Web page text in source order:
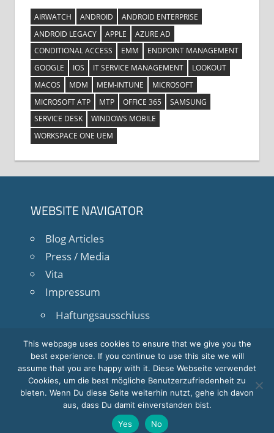
AIRWATCH ANDROID
ANDROID ENTERPRISE
ANDROID LEGACY
APPLE
AZURE AD
CONDITIONAL ACCESS
EMM
ENDPOINT MANAGEMENT
GOOGLE
IOS IT SERVICE MANAGEMENT
LOOKOUT
MACOS
MDM MEM-INTUNE
MICROSOFT
MICROSOFT ATP
MTP OFFICE 365
SAMSUNG
SERVICE DESK
WINDOWS MOBILE
WORKSPACE ONE UEM
WEBSITE NAVIGATOR
Blog Articles
Press / Media
Vita
Impressum
Haftungsausschluss
This webpage uses cookies to ensure that we give you the
best experience. If you continue to use this site we will
assume that you are happy with it. Diese Webseite verwendet
Cookies, um die best mögliche Benutzerzufriedenheit zu
bieten. Wenn Du diese Seite weiterhin nutzt, gehe ich davon
aus, dass Du damit einverstanden bist.
Yes
No